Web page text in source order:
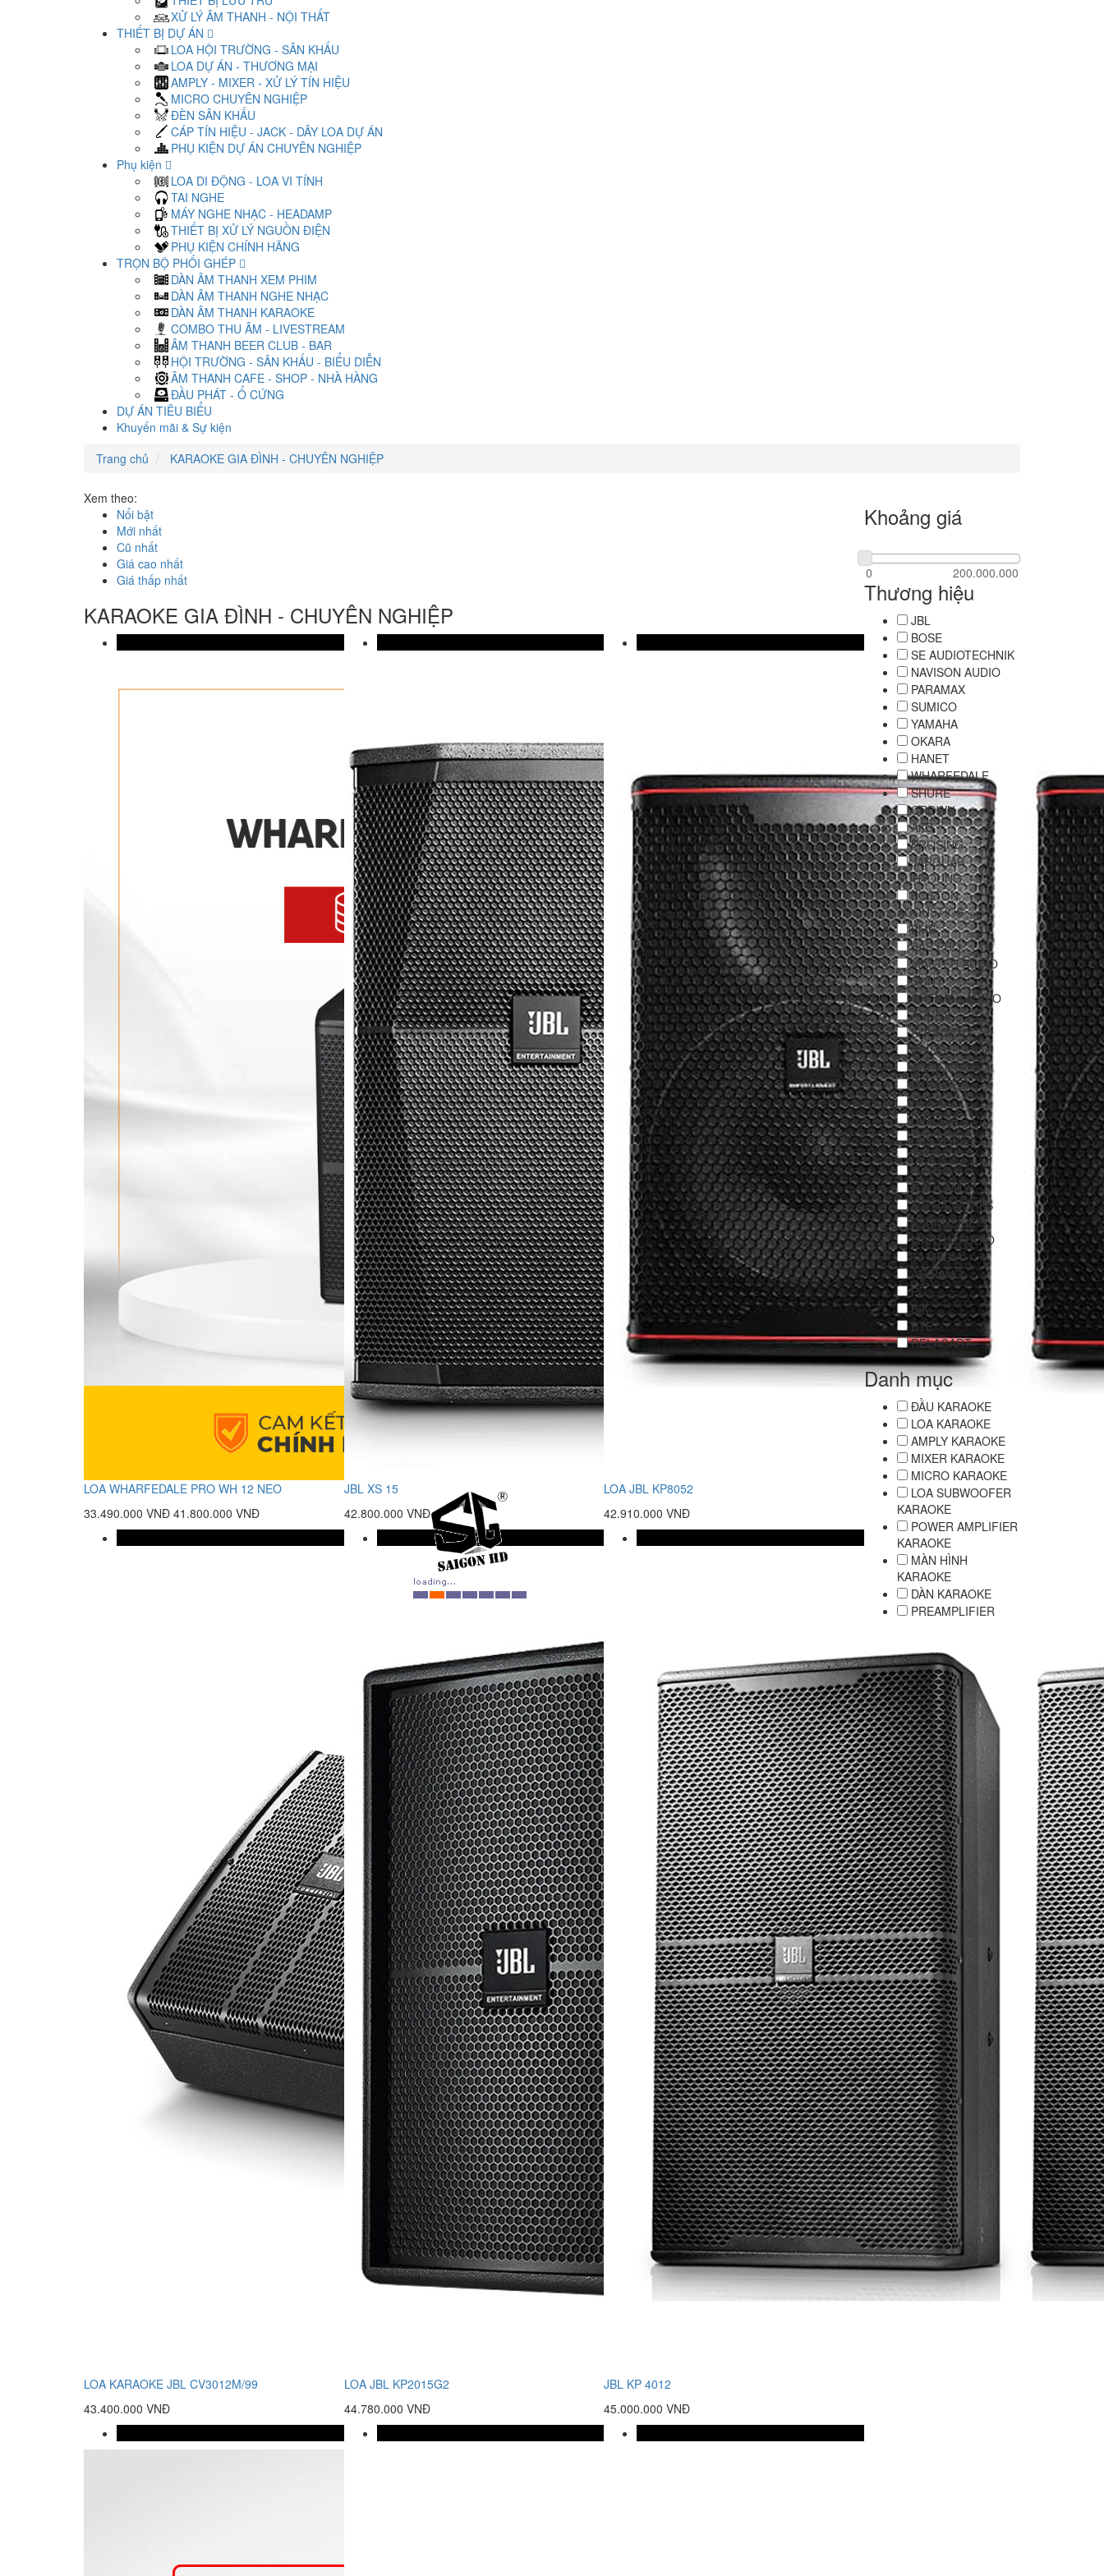
XỬ LÝ ÂM THANH - NỘI THẤT
THIẾT BỊ DỰ ÁN
LOA HỘI TRƯỜNG - SÂN KHẤU
LOA DỰ ÁN - THƯƠNG MẠI
AMPLY - MIXER - XỬ LÝ TÍN HIỆU
MICRO CHUYÊN NGHIỆP
ĐÈN SÂN KHẤU
CÁP TÍN HIỆU - JACK - DÂY LOA DỰ ÁN
PHỤ KIỆN DỰ ÁN CHUYÊN NGHIỆP
Phụ kiện
LOA DI ĐỘNG - LOA VI TÍNH
TAI NGHE
MÁY NGHE NHẠC - HEADAMP
THIẾT BỊ XỬ LÝ NGUỒN ĐIỆN
PHỤ KIỆN CHÍNH HÃNG
TRỌN BỘ PHỐI GHÉP
DÀN ÂM THANH XEM PHIM
DÀN ÂM THANH NGHE NHẠC
DÀN ÂM THANH KARAOKE
COMBO THU ÂM - LIVESTREAM
ÂM THANH BEER CLUB - BAR
HỘI TRƯỜNG - SÂN KHẤU - BIỂU DIỄN
ÂM THANH CAFE - SHOP - NHÀ HÀNG
ĐẦU PHÁT - Ổ CỨNG
DỰ ÁN TIÊU BIỂU
Khuyến mãi & Sự kiện
Trang chủ
KARAOKE GIA ĐÌNH - CHUYÊN NGHIỆP
Xem theo:
Nổi bật
Mới nhất
Cũ nhất
Giá cao nhất
Giá thấp nhất
KARAOKE GIA ĐÌNH - CHUYÊN NGHIỆP
LOA WHARFEDALE PRO WH 12 NEO
33.490.000 VNĐ 41.800.000 VNĐ
JBL XS 15
42.800.000 VNĐ
LOA JBL KP8052
42.910.000 VNĐ
LOA KARAOKE JBL CV3012M/99
43.400.000 VNĐ
LOA JBL KP2015G2
44.780.000 VNĐ
JBL KP 4012
45.000.000 VNĐ
Khoảng giá
Thương hiệu
JBL
BOSE
SE AUDIOTECHNIK
NAVISON AUDIO
PARAMAX
SUMICO
YAMAHA
OKARA
HANET
WHARFEDALE
SHURE
CROWN
AKG
PROSING
JARGUAR
SUHYOUNG
BOSTON
ACOUSTICS
BMB
SAS PRO
MASTER AUDIO
SONY
OPTIMAL AUDIO
ACNOS
SOUNDMIX
INXUS
AUDIOFROG
MONSTER
NEXO
HIMEDIA
AAP AUDIO
TANNOY
K-ARRAY
P’SOUND
ALPHA WORKS
SENNHEISER
MARTIN AUDIO
TJ MEDIA
ARIRANG
PD
BIK
BTE
RELACART
Danh mục
ĐẦU KARAOKE
LOA KARAOKE
AMPLY KARAOKE
MIXER KARAOKE
MICRO KARAOKE
LOA SUBWOOFER
KARAOKE
POWER AMPLIFIER
KARAOKE
MÀN HÌNH
KARAOKE
DÀN KARAOKE
PREAMPLIFIER